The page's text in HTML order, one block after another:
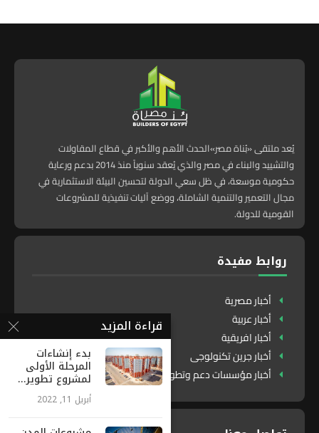
يُعد ملتقى «بُناة مصر»الحدث الأهم والأكبر في قطاع المقاولات
والتشييد والبناء في مصر والذي يُعقد سنوياً منذ 2014 بدعم ورعاية
حكومية موسعة، في ظل سعي الدولة لتحسين البيئة الاستثمارية في
مجال التعمير والتنمية الشاملة، ووضع آليات تنفيذية للمشروعات
القومية للدولة.
روابط مفيدة
أخبار مصرية
أخبار عربية
أخبار افريقية
أخبار جرين تكنولوجى
أخبار مؤسسات دعم وتطوير
قراءة المزيد
بدء إنشاءات
المرحلة الأولى
لمشروع تطوير...
أبريل 11, 2022